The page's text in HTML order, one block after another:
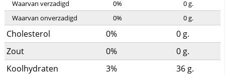
Waarvan verzadigd 0% 0g.
Waarvan onverzadigd
0% 0g.
Cholesterol 0% 0 g.
Zout
0% 0 g.
Koolhydraten
3% 36 g.